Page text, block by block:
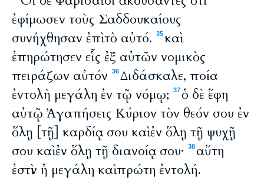
ἐφίμωσεν τοὺς Σαδδουκαίους
συνήχθησαν ἐπὶ τὸ αὐτό.
35καὶ
ἐπηρώτησεν εἷς ἐξ αὐτῶν νομικὸς
πειράζων αὐτόν
36Διδάσκαλε, ποία
ἐντολὴ μεγάλη ἐν τῷ νόμῳ;
37ὁ δὲ ἔφη
αὐτῷ Ἀγαπήσεις Κύριον τὸν θεόν σου ἐν
ὅλῃ [τῇ] καρδίᾳ σου καὶ ἐν ὅλῃ τῇ ψυχῇ
σου καὶ ἐν ὅλῃ τῇ διανοίᾳ σου·
38 αὕτη
ἐστὶν ἡ μεγάλη καὶ πρώτη ἐντολή.